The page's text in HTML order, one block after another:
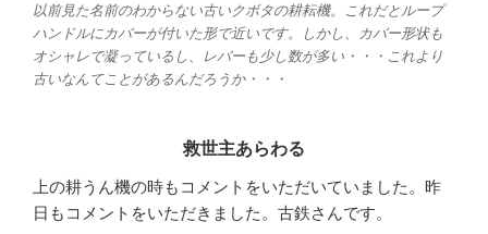
以前見た名前のわからない古いクボタの耕耘機。これだとループ
ハンドルにカバーが付いた形で近いです。しかし、カバー形状も
オシャレで凝っているし、レバーも少し数が多い・・・これより
古いなんてことがあるんだろうか・・・
救世主あらわる
上の耕うん機の時もコメントをいただいていました。昨
日もコメントをいただきました。古鉄さんです。